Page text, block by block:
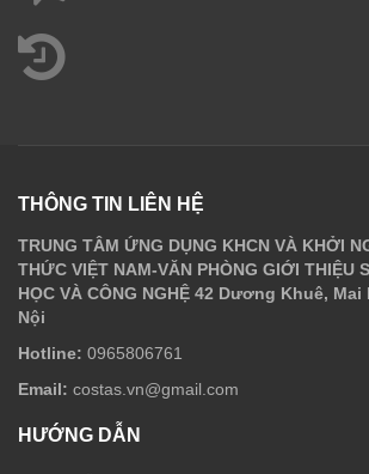
THÔNG TIN LIÊN HỆ
TRUNG TÂM ỨNG DỤNG KHCN VÀ KHỞI
THỨC VIỆT NAM-VĂN PHÒNG GIỚI THIỆU
HỌC VÀ CÔNG NGHỆ 42 Dương Khuê,
Nội
Hotline: 0965806761
Email: costas.vn@gmail.com
HƯỚNG DẪN